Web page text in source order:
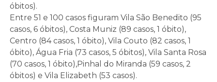
óbitos).
Entre 51 e 100 casos figuram Vila São Benedito (95
casos, 6 óbitos), Costa Muniz (89 casos, 1 óbito),
Centro (84 casos, 1 óbito), Vila Couto (82 casos, 1
óbito), Água Fria (73 casos, 5 óbitos), Vila Santa Rosa
(70 casos, 1 óbito),Pinhal do Miranda (59 casos, 2
óbitos) e Vila Elizabeth (53 casos).